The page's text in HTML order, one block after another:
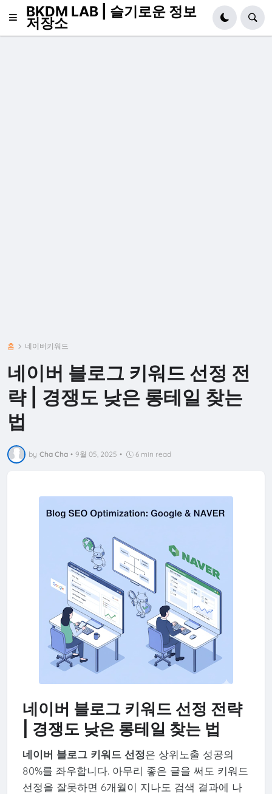
BKDM LAB | 슬기로운 정보
저장소
홈 네이버키워드
네이버 블로그 키워드 선정 전
략 | 경쟁도 낮은 롱테일 찾는
법
by Cha Cha • 9월 05, 2025 • 6 min read
네이버 블로그 키워드 선정 전략
| 경쟁도 낮은 롱테일 찾는 법
네이버 블로그 키워드 선정은 상위노출 성공의
80%를 좌우합니다. 아무리 좋은 글을 써도 키워드
선정을 잘못하면 6개월이 지나도 검색 결과에 나